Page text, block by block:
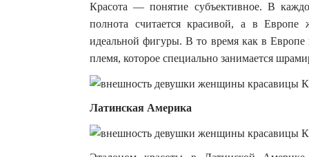
Красота — понятие субъективное. В
полнота считается красивой, а в Европе
идеальной фигуры.В то время как в Европе
племя, которое специально занимается
Латинская Америка